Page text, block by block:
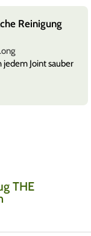
Reinigung
jedem Joint sauber
THE